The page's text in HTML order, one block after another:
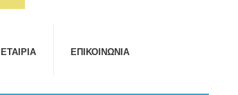
ΕΤΑΙΡΊΑ ΕΠΙΚΟΙΝΩΝΊΑ